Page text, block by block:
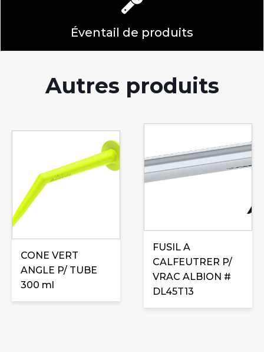
Éventail de produits
Autres produits
CONE VERT
ANGLE P/ TUBE
300 ml
FUSIL A
CALFEUTRER P/
VRAC ALBION #
DL45T13